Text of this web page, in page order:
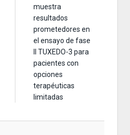
muestra
resultados
prometedores en
el ensayo de fase
II TUXEDO-3 para
pacientes con
opciones
terapéuticas
limitadas